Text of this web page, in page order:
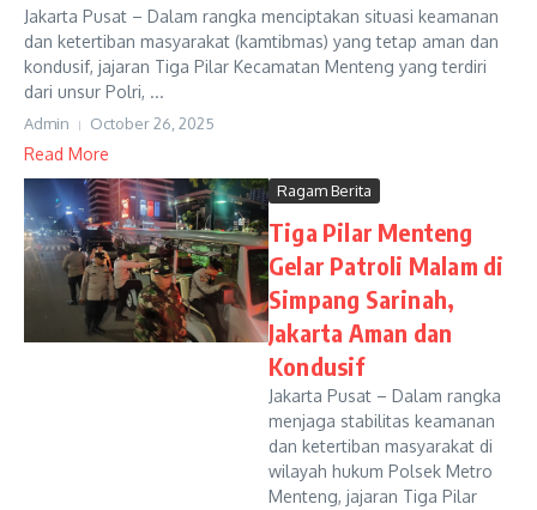
Jakarta Pusat – Dalam rangka menciptakan situasi keamanan
dan ketertiban masyarakat (kamtibmas) yang tetap aman dan
kondusif, jajaran Tiga Pilar Kecamatan Menteng yang terdiri
dari unsur Polri, ...
Admin October 26, 2025
Read More
Ragam Berita
Tiga Pilar Menteng
Gelar Patroli Malam di
Simpang Sarinah,
Jakarta Aman dan
Kondusif
Jakarta Pusat – Dalam rangka
menjaga stabilitas keamanan
dan ketertiban masyarakat di
wilayah hukum Polsek Metro
Menteng, jajaran Tiga Pilar